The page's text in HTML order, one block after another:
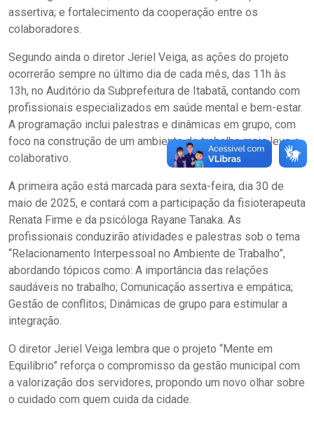
assertiva; e fortalecimento da cooperação entre os
colaboradores.
Segundo ainda o diretor Jeriel Veiga, as ações do projeto
ocorrerão sempre no último dia de cada mês, das 11h às
13h, no Auditório da Subprefeitura de Itabatã, contando com
profissionais especializados em saúde mental e bem-estar.
A programação inclui palestras e dinâmicas em grupo, com
foco na construção de um ambiente de trabalho mais leve e
colaborativo.
A primeira ação está marcada para sexta-feira, dia 30 de
maio de 2025, e contará com a participação da fisioterapeuta
Renata Firme e da psicóloga Rayane Tanaka. As
profissionais conduzirão atividades e palestras sob o tema
“Relacionamento Interpessoal no Ambiente de Trabalho”,
abordando tópicos como: A importância das relações
saudáveis no trabalho; Comunicação assertiva e empática;
Gestão de conflitos; Dinâmicas de grupo para estimular a
integração.
O diretor Jeriel Veiga lembra que o projeto “Mente em
Equilíbrio” reforça o compromisso da gestão municipal com
a valorização dos servidores, propondo um novo olhar sobre
o cuidado com quem cuida da cidade.